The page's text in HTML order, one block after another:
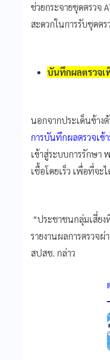
ช่วยกระจายชุดตรวจ
สะดวกในการรับชุดต
บันทึกผลตรวจเ
นอกจากประเด็นข้าง
การบันทึกผลตรวจเข้
เข้าสู่ระบบการรักษา
เชื้อโดยเร็ว เพื่อที่จะ
“ประชาชนกลุ่มเสี่ยง
รายงานผลการตรวจ
สปสช. กล่าว